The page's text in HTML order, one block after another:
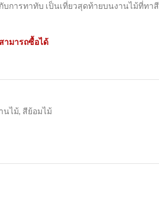
บการทาทับ เป็นเที่ยวสุดท้ายบนงานไม้ที่ทาสี
ามารถซื้อได้
นไม้, สีย้อมไม้